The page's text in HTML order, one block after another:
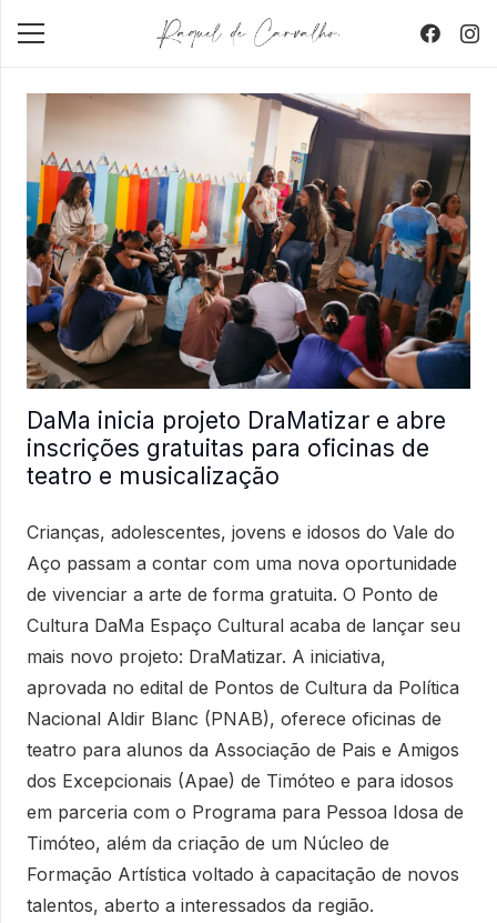
DaMa inicia projeto DraMatizar e abre
inscrições gratuitas para oficinas de
teatro e musicalização
Crianças, adolescentes, jovens e idosos do Vale do
Aço passam a contar com uma nova oportunidade
de vivenciar a arte de forma gratuita. O Ponto de
Cultura DaMa Espaço Cultural acaba de lançar seu
mais novo projeto: DraMatizar. A iniciativa,
aprovada no edital de Pontos de Cultura da Política
Nacional Aldir Blanc (PNAB), oferece oficinas de
teatro para alunos da Associação de Pais e Amigos
dos Excepcionais (Apae) de Timóteo e para idosos
em parceria com o Programa para Pessoa Idosa de
Timóteo, além da criação de um Núcleo de
Formação Artística voltado à capacitação de novos
talentos, aberto a interessados da região.